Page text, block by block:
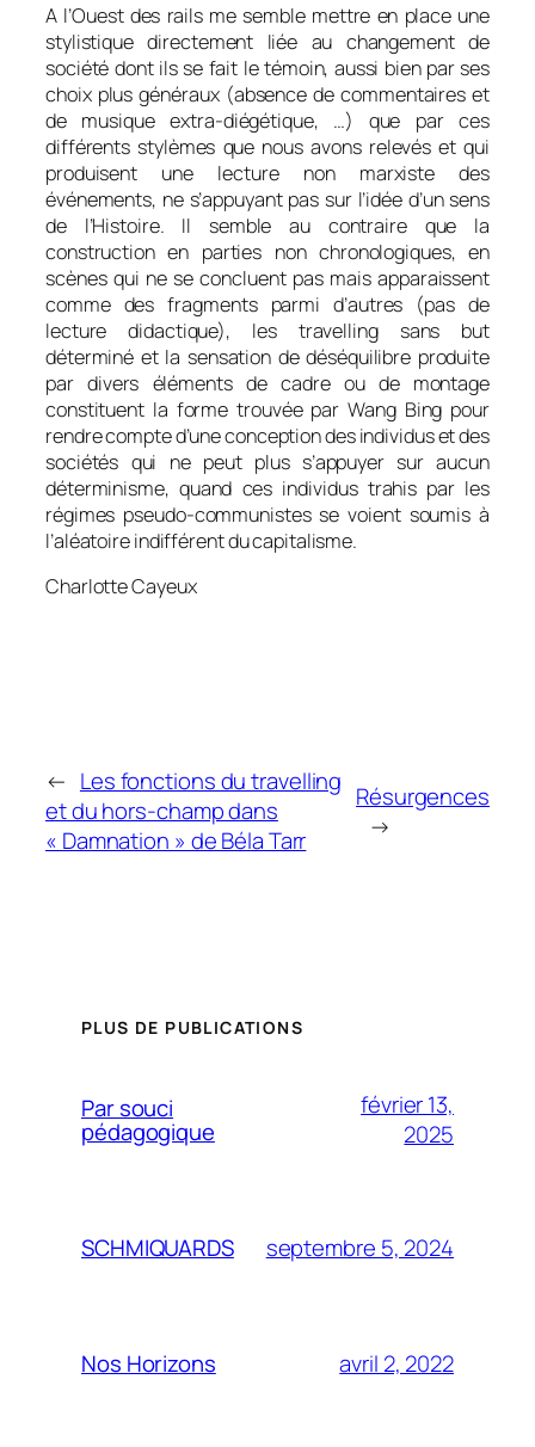
A l’Ouest des rails me semble mettre en place une
stylistique directement liée au changement de
société dont ils se fait le témoin, aussi bien par ses
choix plus généraux (absence de commentaires et
de musique extra-diégétique, …) que par ces
différents stylèmes que nous avons relevés et qui
produisent une lecture non marxiste des
événements, ne s’appuyant pas sur l’idée d’un sens
de l’Histoire. Il semble au contraire que la
construction en parties non chronologiques, en
scènes qui ne se concluent pas mais apparaissent
comme des fragments parmi d’autres (pas de
lecture didactique), les travelling sans but
déterminé et la sensation de déséquilibre produite
par divers éléments de cadre ou de montage
constituent la forme trouvée par Wang Bing pour
rendre compte d’une conception des individus et des
sociétés qui ne peut plus s’appuyer sur aucun
déterminisme, quand ces individus trahis par les
régimes pseudo-communistes se voient soumis à
l’aléatoire indifférent du capitalisme.
Charlotte Cayeux
← Les fonctions du travelling
et du hors-champ dans
« Damnation » de Béla Tarr
Résurgences
→
PLUS DE PUBLICATIONS
Par souci
pédagogique
février 13,
2025
SCHMIQUARDS septembre 5, 2024
Nos Horizons avril 2, 2022